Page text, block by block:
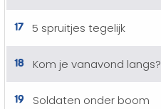
17 5 spruitjes tegelijk
18 Kom je vanavond langs?
19 Soldaten onder boom